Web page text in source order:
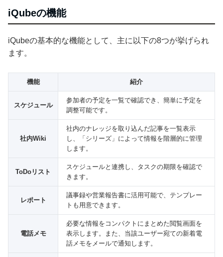
iQubeの機能
iQubeの基本的な機能として、主に以下の8つが挙げられ
ます。
機能 紹介
スケジュール
参加者の予定を一覧で確認でき、簡単に予定を
調整可能です。
社内Wiki
社内のナレッジを取り込んだ記事を一覧表示
し、「シリーズ」によって情報を階層的に管理
します。
ToDoリスト
スケジュールと連携し、タスクの期限を確認で
きます。
レポート
議事録や営業報告書に活用可能で、テンプレー
トも用意できます。
電話メモ
必要な情報をコンパクトにまとめた閲覧画面を
表示します。また、当該ユーザー宛ての新着電
話メモをメールで通知します。